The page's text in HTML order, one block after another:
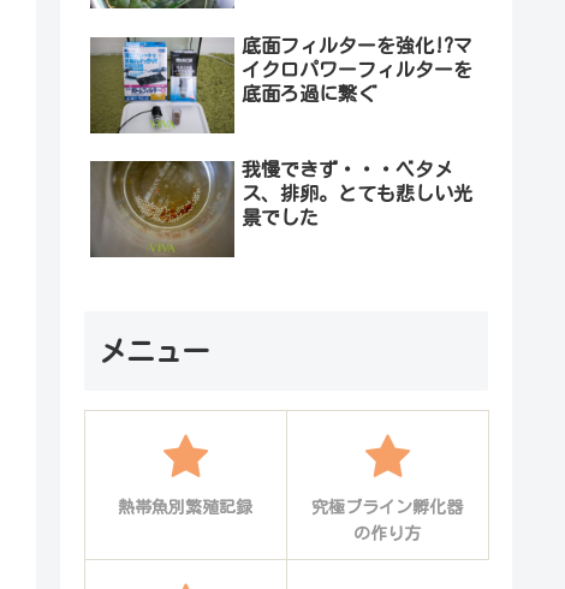
底面フィルターを強化!?マ
イクロパワーフィルターを
底面ろ過に繋ぐ
我慢できず・・・ベタメ
ス、排卵。とても悲しい光
景でした
メニュー
熱帯魚別繁殖記録
究極ブライン孵化器
の作り方